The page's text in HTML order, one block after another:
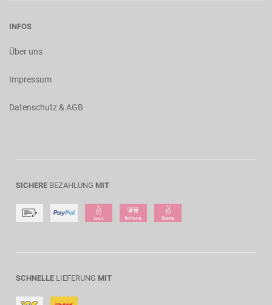
INFOS
Über uns
Impressum
Datenschutz & AGB
SICHERE BEZAHLUNG MIT
SCHNELLE LIEFERUNG MIT